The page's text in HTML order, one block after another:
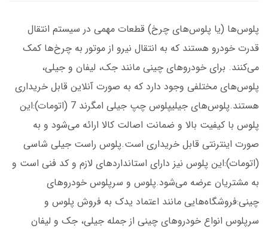
پلوس‌ها (یا پلوس‌های چرخ) قطعات مهمی در سیستم انتقال
قدرت خودرو هستند که به انتقال نیرو از موتور به چرخ‌ها کمک
می‌کنند. برای خودروهای چینی مانند جک، لیفان و جیلی،
پلوس‌های مختلفی وجود دارد که به صورت آنلاین قابل خریداری
هستند.پلوس‌های جیلیپلوس چپ جیلی امگرند 7 (اتومات):این
پلوس با کیفیت بالا و ضمانت اصالت کالا ارائه می‌شود و به
صورت اینترنتی قابل خریداری است.پلوس راست جیلی شاسی
(اتومات):این پلوس نیز دارای استانداردهای لازم و کد فنی است و
به مشتریان عرضه می‌شود.پلوس و سرپلوس خودروهای
چینی:فروشگاه‌هایی مانند اعتماد یدک به فروش پلوس و
سرپلوس انواع خودروهای چینی از جمله جیلی، جک و لیفان